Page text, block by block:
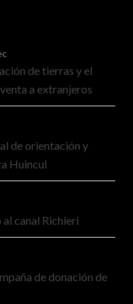
de tierras y el
a extranjeros
de orientación y
Huincul
canal Richieri
de donación de